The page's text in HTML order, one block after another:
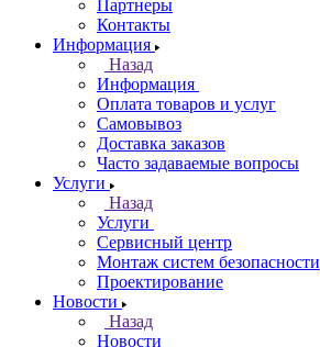
Партнеры
Контакты
Информация
Назад
Информация
Оплата товаров и услуг
Самовывоз
Доставка заказов
Часто задаваемые вопросы
Услуги
Назад
Услуги
Сервисный центр
Монтаж систем безопасности
Проектирование
Новости
Назад
Новости